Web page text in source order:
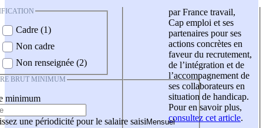
Cadre (1)
Non cadre
Non renseignée (2)
BRUT MINIMUM
minimum
une périodicité pour le salaire saisi
par France travail,
Cap emploi et ses
partenaires pour ses
actions concrètes en
faveur du recrutement,
de l’intégration et de
l’accompagnement de
ses collaborateurs en
situation de handicap.
Pour en savoir plus,
consultez cet article.